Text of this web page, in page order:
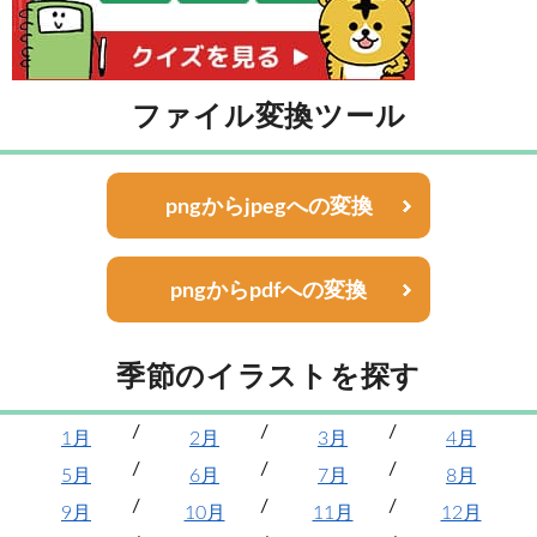
ファイル変換ツール
pngからjpegへの変換
pngからpdfへの変換
季節のイラストを探す
1月 2月 3月
4月
5月
6月 7月
8月
9月
10月 11月
12月